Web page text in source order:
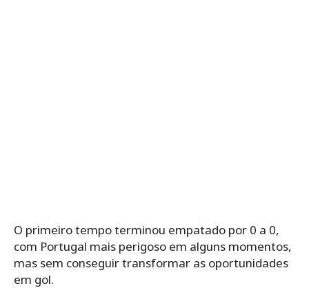
O primeiro tempo terminou empatado por 0 a 0,
com Portugal mais perigoso em alguns momentos,
mas sem conseguir transformar as oportunidades
em gol.